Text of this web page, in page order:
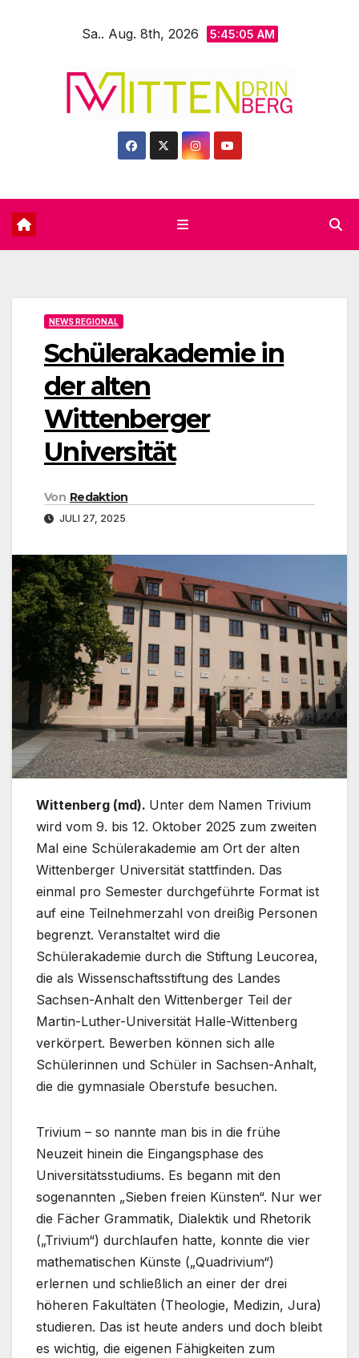
Sa.. Aug. 8th, 2026 5:45:06 AM
NEWS REGIONAL
Schülerakademie in
der alten
Wittenberger
Universität
Von Redaktion
JULI 27, 2025
Wittenberg (md). Unter dem Namen Trivium
wird vom 9. bis 12. Oktober 2025 zum zweiten
Mal eine Schülerakademie am Ort der alten
Wittenberger Universität stattfinden. Das
einmal pro Semester durchgeführte Format ist
auf eine Teilnehmerzahl von dreißig Personen
begrenzt. Veranstaltet wird die
Schülerakademie durch die Stiftung Leucorea,
die als Wissenschaftsstiftung des Landes
Sachsen-Anhalt den Wittenberger Teil der
Martin-Luther-Universität Halle-Wittenberg
verkörpert. Bewerben können sich alle
Schülerinnen und Schüler in Sachsen-Anhalt,
die die gymnasiale Oberstufe besuchen.
Trivium – so nannte man bis in die frühe
Neuzeit hinein die Eingangsphase des
Universitätsstudiums. Es begann mit den
sogenannten „Sieben freien Künsten“. Nur wer
die Fächer Grammatik, Dialektik und Rhetorik
(„Trivium“) durchlaufen hatte, konnte die vier
mathematischen Künste („Quadrivium“)
erlernen und schließlich an einer der drei
höheren Fakultäten (Theologie, Medizin, Jura)
studieren. Das ist heute anders und doch bleibt
es wichtig, die eigenen Fähigkeiten zum